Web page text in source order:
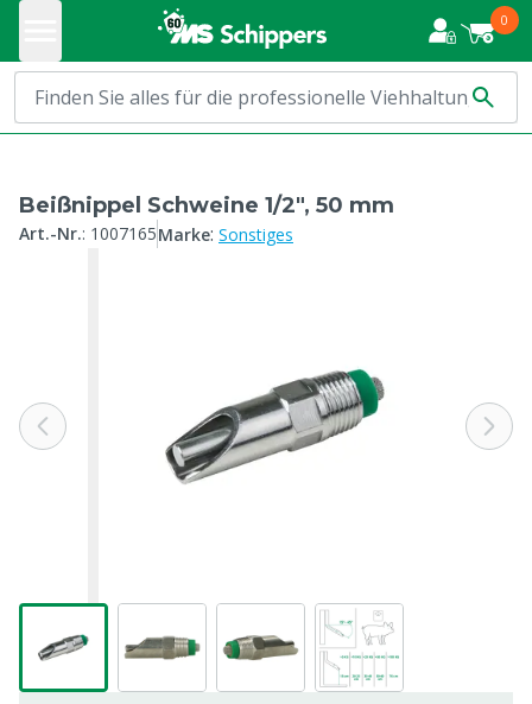
0
Beißnippel Schweine 1/2", 50 mm
Art.-Nr.: 1007165Marke: Sonstiges